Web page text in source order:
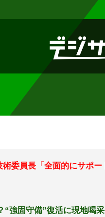
委員長「全面的にサポー
強固守備”復活に現地喝